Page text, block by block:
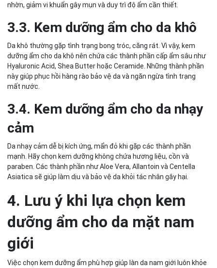
nhờn, giảm vi khuẩn gây mụn và duy trì độ ẩm cần thiết.
3.3. Kem dưỡng ẩm cho da khô
Da khô thường gặp tình trạng bong tróc, căng rát. Vì vậy, kem
dưỡng ẩm cho da khô nên chứa các thành phần cấp ẩm sâu như
Hyaluronic Acid, Shea Butter hoặc Ceramide. Những thành phần
này giúp phục hồi hàng rào bảo vệ da và ngăn ngừa tình trạng
mất nước.
3.4. Kem dưỡng ẩm cho da nhạy
cảm
Da nhạy cảm dễ bị kích ứng, mẩn đỏ khi gặp các thành phần
mạnh. Hãy chọn kem dưỡng không chứa hương liệu, cồn và
paraben. Các thành phần như Aloe Vera, Allantoin và Centella
Asiatica sẽ giúp làm dịu và bảo vệ da khỏi tác nhân gây hại.
4. Lưu ý khi lựa chọn kem
dưỡng ẩm cho da mặt nam
giới
Việc chọn kem dưỡng ẩm phù hợp giúp làn da nam giới luôn khỏe